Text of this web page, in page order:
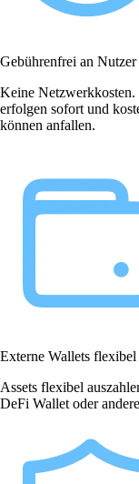
Gebührenfrei an Nutzer
Keine Netzwerkkosten.
erfolgen sofort und
können anfallen.
Externe Wallets flexibel
Assets flexibel
DeFi Wallet oder